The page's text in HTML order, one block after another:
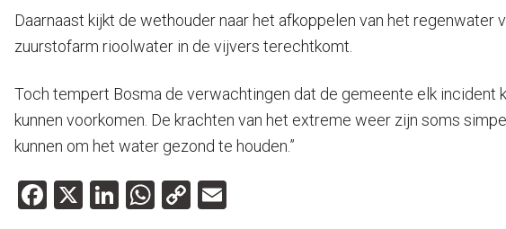
Daarnaast kijkt de wethouder naar het afkoppelen van het
zuurstofarm rioolwater in de vijvers terechtkomt.
Toch tempert Bosma de verwachtingen dat de gemeente elk incident
kunnen voorkomen. De krachten van het extreme weer zijn soms
kunnen om het water gezond te houden.”
Facebook
X LinkedIn
WhatsApp
Copy